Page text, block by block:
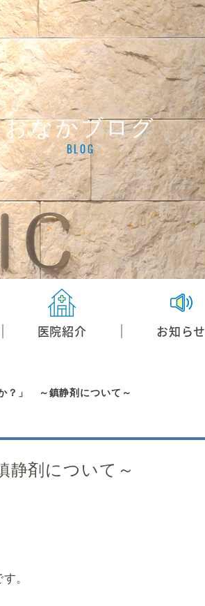
医院紹介 お知らせ
おなかブログ
BLOG
？」 ～鎮静剤について～
静剤について～
。